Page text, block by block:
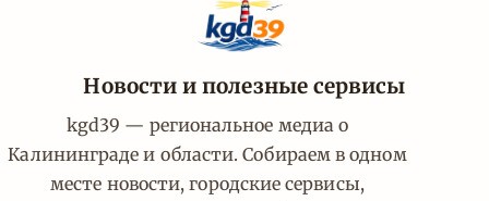
Новости и полезные сервисы
kgd39 — региональное медиа о
Калининграде и области. Собираем в одном
месте новости, городские сервисы,